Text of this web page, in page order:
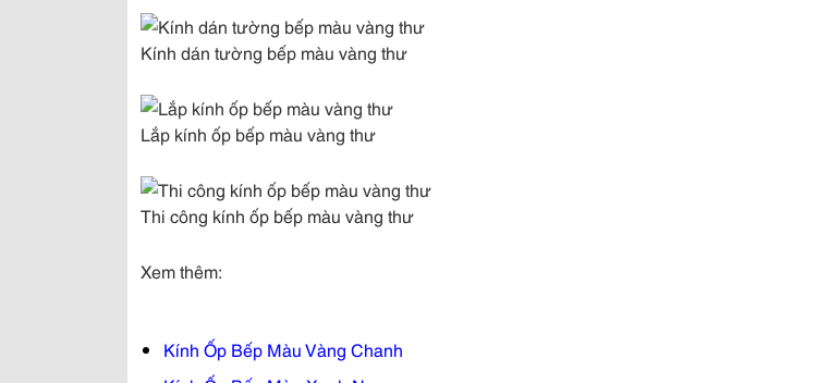
Kính dán tường bếp màu vàng thư
Lắp kính ốp bếp màu vàng thư
Thi công kính ốp bếp màu vàng thư
Xem thêm:
Kính Ốp Bếp Màu Vàng Chanh